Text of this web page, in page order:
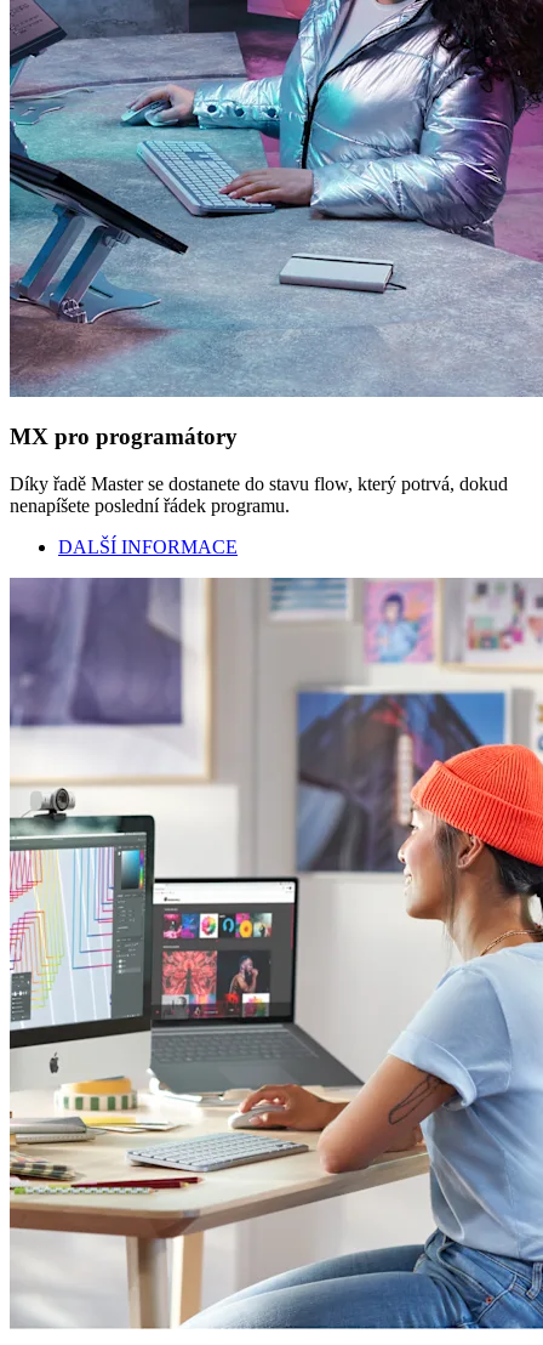
MX pro programátory
Díky řadě Master se dostanete do stavu flow, který potrvá, dokud
nenapíšete poslední řádek programu.
DALŠÍ INFORMACE